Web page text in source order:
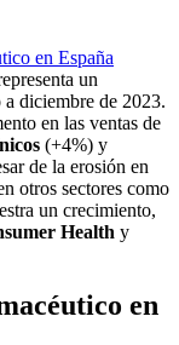
en España
un
a diciembre de 2023.
en las ventas de
(+4%) y
de la erosión en
otros sectores como
un crecimiento,
Health y
en